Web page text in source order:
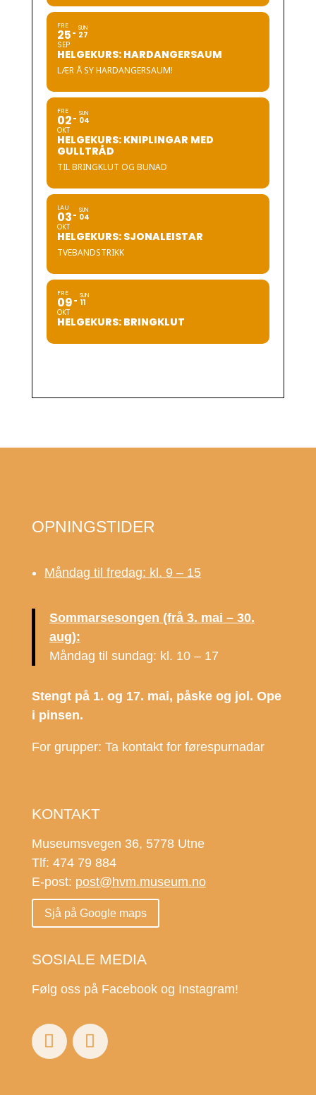
FRE
25
SEP
SUN
27
HELGEKURS: HARDANGERSAUM
LÆR Å SY HARDANGERSAUM!
FRE
02
OKT
SUN
04
HELGEKURS: KNIPLINGAR MED
GULLTRÅD
TIL BRINGKLUT OG BUNAD
LAU
03
OKT
SUN
04
HELGEKURS: SJONALEISTAR
TVEBANDSTRIKK
FRE
09
OKT
SUN
11
HELGEKURS: BRINGKLUT
OPNINGSTIDER
Måndag til fredag: kl. 9 – 15
Sommarsesongen (frå 3. mai – 30.
aug):
Måndag til sundag: kl. 10 – 17
Stengt på 1. og 17. mai, påske og jol. Ope
i pinsen.
For grupper: Ta kontakt for førespurnadar
KONTAKT
Museumsvegen 36, 5778 Utne
Tlf: 474 79 884
E-post: post@hvm.museum.no
Sjå på Google maps
SOSIALE MEDIA
Følg oss på Facebook og Instagram!